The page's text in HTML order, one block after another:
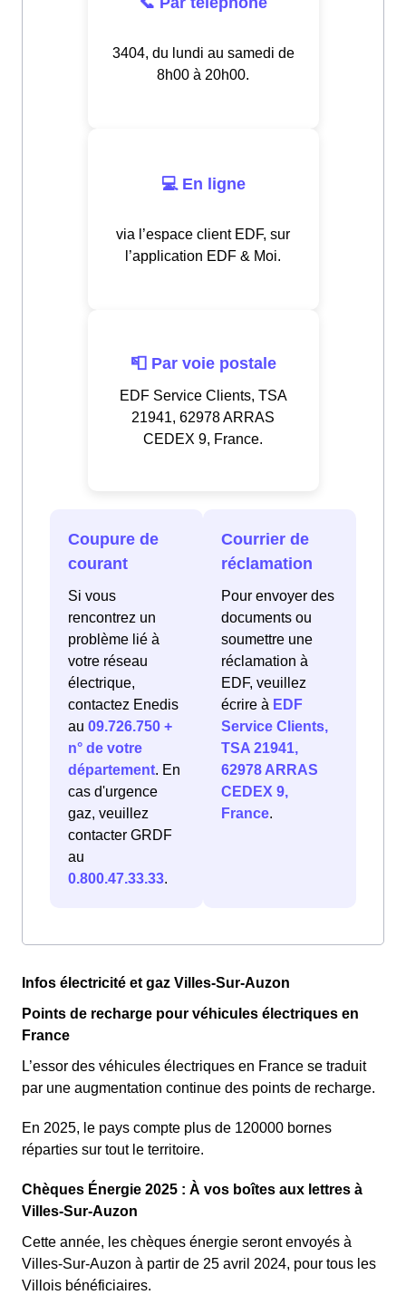
3404, du lundi au samedi de
8h00 à 20h00.
💻 En ligne
via l’espace client EDF, sur
l’application EDF & Moi.
📮 Par voie postale
EDF Service Clients, TSA
21941, 62978 ARRAS
CEDEX 9, France.
Coupure de
courant
Si vous
rencontrez un
problème lié à
votre réseau
électrique,
contactez Enedis
au 09.726.750 +
n° de votre
département. En
cas d'urgence
gaz, veuillez
contacter GRDF
au
0.800.47.33.33.
Courrier de
réclamation
Pour envoyer des
documents ou
soumettre une
réclamation à
EDF, veuillez
écrire à EDF
Service Clients,
TSA 21941,
62978 ARRAS
CEDEX 9,
France.
Infos électricité et gaz Villes-Sur-Auzon
Points de recharge pour véhicules électriques en
France
L’essor des véhicules électriques en France se traduit
par une augmentation continue des points de recharge.
En 2025, le pays compte plus de 120000 bornes
réparties sur tout le territoire.
Chèques Énergie 2025 : À vos boîtes aux lettres à
Villes-Sur-Auzon
Cette année, les chèques énergie seront envoyés à
Villes-Sur-Auzon à partir de 25 avril 2024, pour tous les
Villois bénéficiaires.